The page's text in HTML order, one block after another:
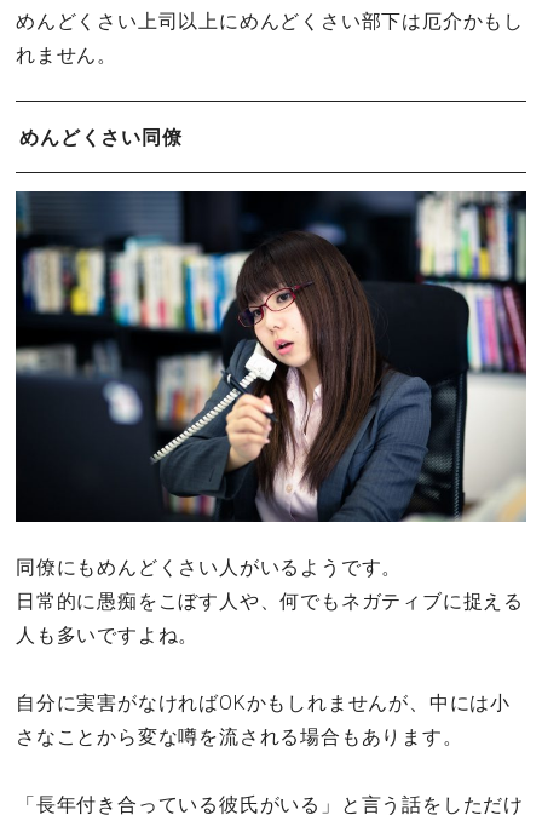
めんどくさい上司以上にめんどくさい部下は厄介かもし
れません。
めんどくさい同僚
同僚にもめんどくさい人がいるようです。
日常的に愚痴をこぼす人や、何でもネガティブに捉える
人も多いですよね。
自分に実害がなければOKかもしれませんが、中には小
さなことから変な噂を流される場合もあります。
「長年付き合っている彼氏がいる」と言う話をしただけ